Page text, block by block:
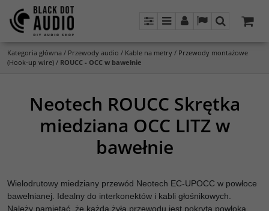
PanelMenuPanel LangSzukaj
Kategoria główna / Przewody audio / Kable na metry / Przewody montażowe
(Hook-up wire) / ROUCC - OCC w bawełnie
Neotech ROUCC Skrętka
miedziana OCC LITZ w
bawełnie
Wielodrutowy miedziany przewód Neotech EC-UPOCC w powłoce
bawełnianej. Idealny do interkonektów i kabli głośnikowych.
Należy pamiętać, że każda żyła przewodu jest pokryta powłoką